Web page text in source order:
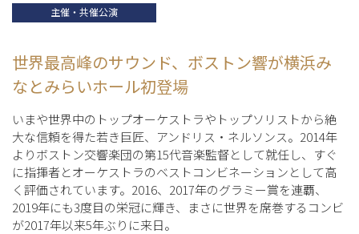
主催・共催公演
世界最高峰のサウンド、ボストン響が横浜み
なとみらいホール初登場
いまや世界中のトップオーケストラやトップソリストから絶
大な信頼を得た若き巨匠、アンドリス・ネルソンス。2014年
よりボストン交響楽団の第15代音楽監督として就任し、すぐ
に指揮者とオーケストラのベストコンビネーションとして高
く評価されています。2016、2017年のグラミー賞を連覇、
2019年にも3度目の栄冠に輝き、まさに世界を席巻するコンビ
が2017年以来5年ぶりに来日。